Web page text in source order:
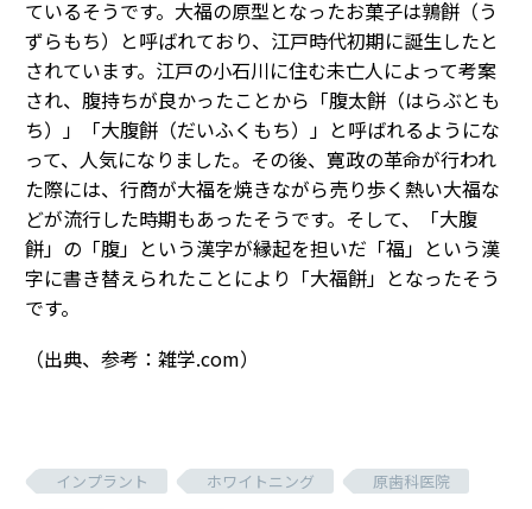
ているそうです。大福の原型となったお菓子は鶉餅（う
ずらもち）と呼ばれており、江戸時代初期に誕生したと
されています。江戸の小石川に住む未亡人によって考案
され、腹持ちが良かったことから「腹太餅（はらぶとも
ち）」「大腹餅（だいふくもち）」と呼ばれるようにな
って、人気になりました。その後、寛政の革命が行われ
た際には、行商が大福を焼きながら売り歩く熱い大福な
どが流行した時期もあったそうです。そして、「大腹
餅」の「腹」という漢字が縁起を担いだ「福」という漢
字に書き替えられたことにより「大福餅」となったそう
です。
（出典、参考：雑学.com）
インプラント ホワイトニング
原歯科医院